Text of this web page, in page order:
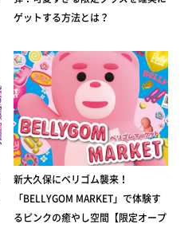
ゲットする方法とは？
新大久保にベリゴム襲来！
「BELLYGOM MARKET」で体験す
るピンクの癒やし空間【限定オープ